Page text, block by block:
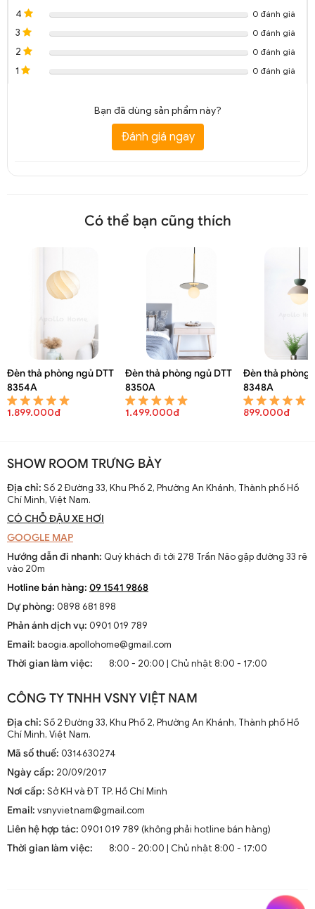
Đèn thả trần thủy tinh độc đáo trang trí quán cafe DTT 4370A
Đèn thả trần thủy tinh độc đáo trang trí quán cafe DTT 4370A
4 0 đánh giá
3 0 đánh giá
2 0 đánh giá
1 0 đánh giá
Bạn đã dùng sản phẩm này?
Đánh giá ngay
Có thể bạn cũng thích
Đèn thả phòng ngủ DTT
8354A
1.899.000đ
Đèn thả phòng ngủ DTT
8350A
1.499.000đ
Đèn thả phòng
8348A
899.000đ
SHOW ROOM TRƯNG BÀY
Địa chỉ: Số 2 Đường 33, Khu Phố 2, Phường An Khánh, Thành phố Hồ
Chí Minh, Việt Nam.
CÓ CHỖ ĐẬU XE HƠI
GOOGLE MAP
Hướng dẫn đi nhanh: Quý khách đi tới 278 Trần Não gặp đường 33 rẽ
vào 20m
Hotline bán hàng: 09 1541 9868
Dự phòng: 0898 681 898
Phản ánh dịch vụ: 0901 019 789
Email: baogia.apollohome@gmail.com
Thời gian làm việc:
8:00 - 20:00 | Chủ nhật 8:00 - 17:00
CÔNG TY TNHH VSNY VIỆT NAM
Địa chỉ: Số 2 Đường 33, Khu Phố 2, Phường An Khánh, Thành phố Hồ
Chí Minh, Việt Nam.
Mã số thuế: 0314630274
Ngày cấp: 20/09/2017
Nơi cấp: Sở KH và ĐT TP. Hồ Chí Minh
Email: vsnyvietnam@gmail.com
Liên hệ hợp tác: 0901 019 789 (không phải hotline bán hàng)
Thời gian làm việc:
8:00 - 20:00 | Chủ nhật 8:00 - 17:00